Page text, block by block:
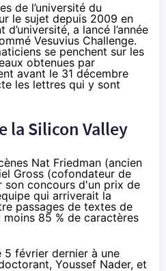
de l’université du
le sujet depuis 2009 en
a lancé l’année
Vesuvius Challenge.
se penchent sur les
obtenues par
avant le 31 décembre
les lettres qui y sont
la Silicon Valley
Nat Friedman (ancien
Gross (cofondateur de
son concours d'un prix de
qui arriverait la
passages de textes de
85 % de caractères
5 février dernier à une
Youssef Nader, et